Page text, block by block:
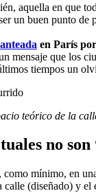
aquella en que
un buen punto de
en París por
mensaje que los
tiempos un
teórico de la
no
mínimo, en
(diseñado) y el